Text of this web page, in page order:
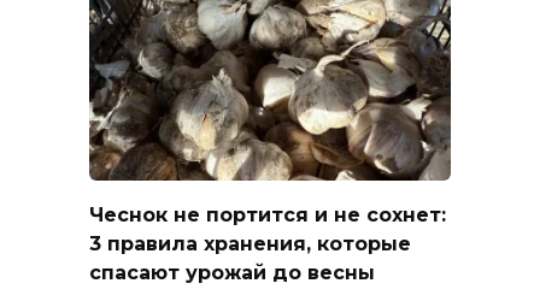
Чеснок не портится и не сохнет:
3 правила хранения, которые
спасают урожай до весны